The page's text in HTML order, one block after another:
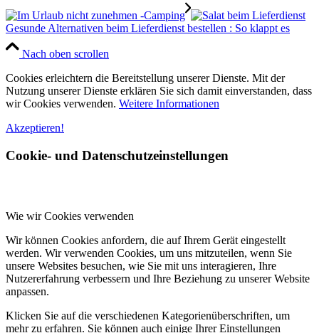
Gesunde Alternativen beim Lieferdienst bestellen : So klappt es
Nach oben scrollen
Cookies erleichtern die Bereitstellung unserer Dienste. Mit der
Nutzung unserer Dienste erklären Sie sich damit einverstanden, dass
wir Cookies verwenden. Weitere Informationen
Akzeptieren!
Cookie- und Datenschutzeinstellungen
Wie wir Cookies verwenden
Wir können Cookies anfordern, die auf Ihrem Gerät eingestellt
werden. Wir verwenden Cookies, um uns mitzuteilen, wenn Sie
unsere Websites besuchen, wie Sie mit uns interagieren, Ihre
Nutzererfahrung verbessern und Ihre Beziehung zu unserer Website
anpassen.
Klicken Sie auf die verschiedenen Kategorienüberschriften, um
mehr zu erfahren. Sie können auch einige Ihrer Einstellungen